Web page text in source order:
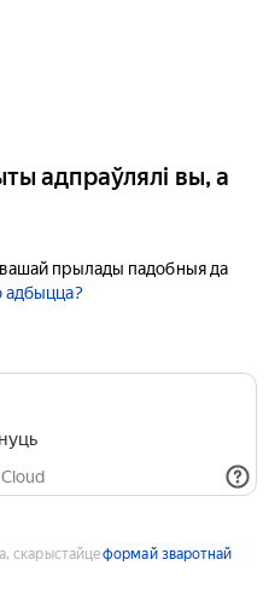
адпраўлялі вы, а
прылады падобныя да
адбыцца?
скарыстайцеформай зваротнай